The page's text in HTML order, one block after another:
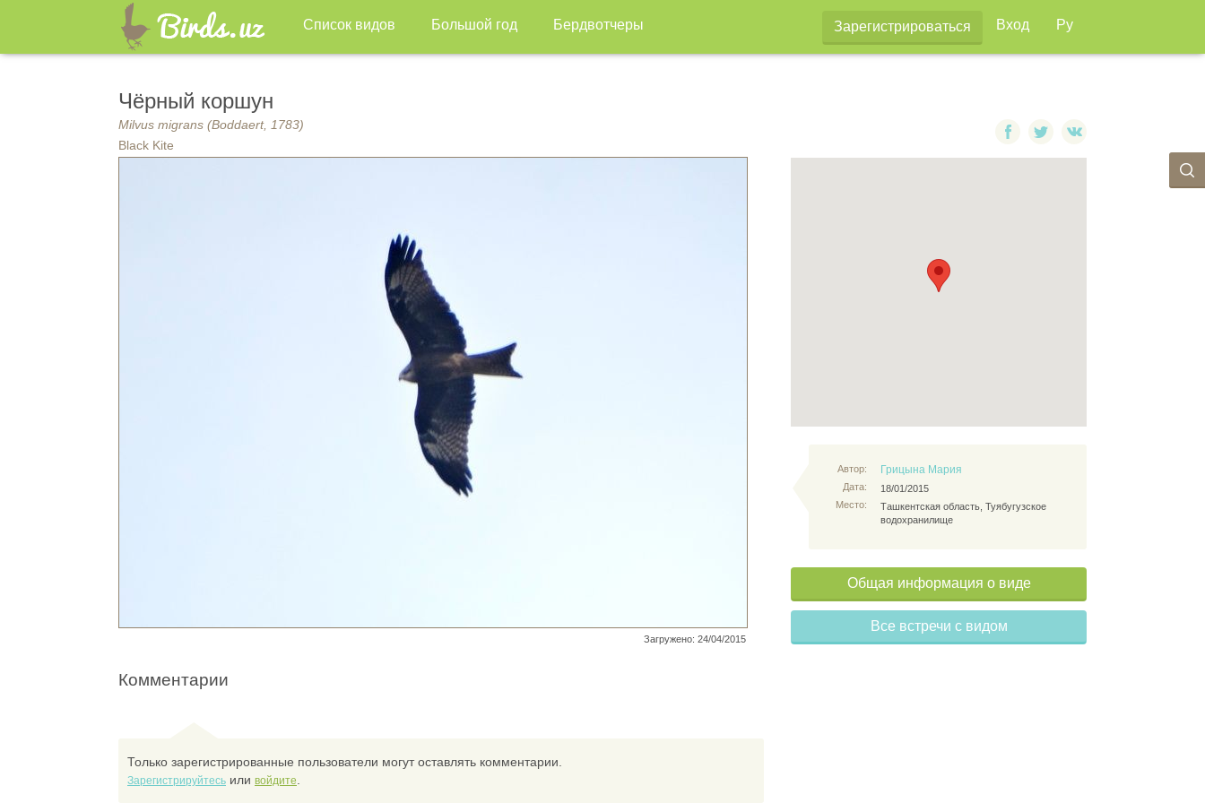
Список видов Большой год Бердвотчеры Зарегистрироваться Вход Ру
Чёрный коршун
Milvus migrans (Boddaert, 1783)
Black Kite
Загружено: 24/04/2015
Автор:
Дата:
Место:
Грицына Мария
18/01/2015
Ташкентская область, Туябугузское
водохранилище
Общая информация о виде
Все встречи с видом
Комментарии
Только зарегистрированные пользователи могут оставлять комментарии.
Зарегистрируйтесь или войдите